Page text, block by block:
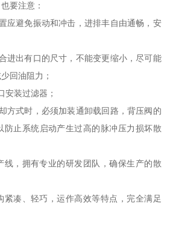
要注意：
避免振动和冲击，进排丰自由通畅，安
出有口的尺寸，不能变更缩小，尽可能
回油阻力；
装过滤器；
式时，必须加装通卸载回路，背压阀的
防止系统启动产生过高的脉冲压力损坏散
，拥有专业的研发团队，确保生产的散
凑、轻巧，运作高效等特点，完全满足